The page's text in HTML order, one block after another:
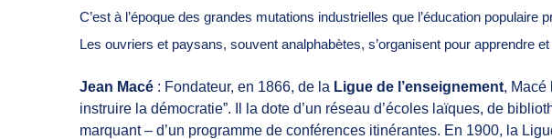
C’est à l’époque des grandes mutations industrielles que l’éducation
Les ouvriers et paysans, souvent analphabètes, s’organisent pour apprendre et
Jean Macé : Fondateur, en 1866, de la Ligue de l’enseignement, Macé
instruire la démocratie”. Il la dote d’un réseau d’écoles laïques, de
marquant – d’un programme de conférences itinérantes. En 1900, la